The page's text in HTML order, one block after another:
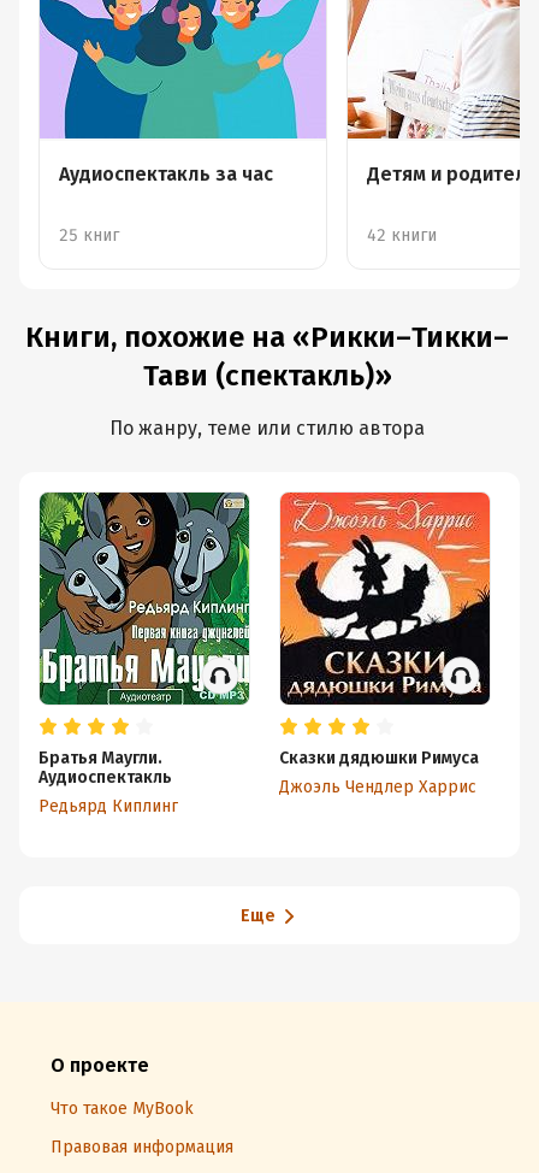
Аудиоспектакль за час
25 книг
Детям и
42 книги
Книги, похожие на «Рикки–Тикки–
Тави (спектакль)»
По жанру, теме или стилю автора
Братья Маугли.
Аудиоспектакль
Редьярд Киплинг
Сказки дядюшки Римуса
Джоэль Чендлер Харрис
Еще
О проекте
Что такое MyBook
Правовая информация